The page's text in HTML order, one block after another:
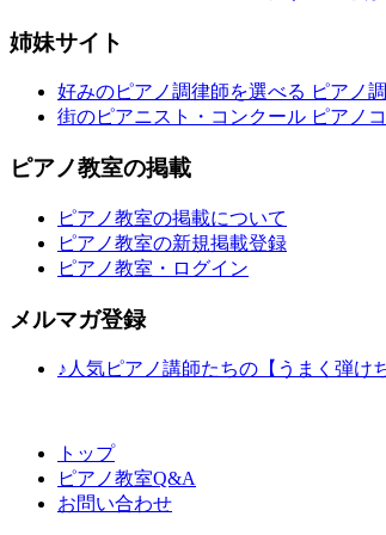
姉妹サイト
好みのピアノ調律師を選べる ピアノ
街のピアニスト・コンクール ピアノ
ピアノ教室の掲載
ピアノ教室の掲載について
ピアノ教室の新規掲載登録
ピアノ教室・ログイン
メルマガ登録
♪人気ピアノ講師たちの【うまく弾け
トップ
ピアノ教室Q&A
お問い合わせ